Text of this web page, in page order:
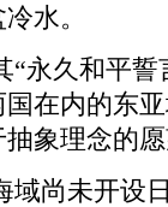
水。
“永久和平
在内的东
象理念的愿
域尚未开设